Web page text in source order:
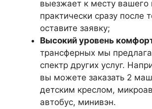
выезжает к месту вашего
практически сразу после
оставите заявку;
Высокий уровень
трансферных мы
спектр других услуг.
вы можете заказать 2
детским креслом,
автобус, минивэн.